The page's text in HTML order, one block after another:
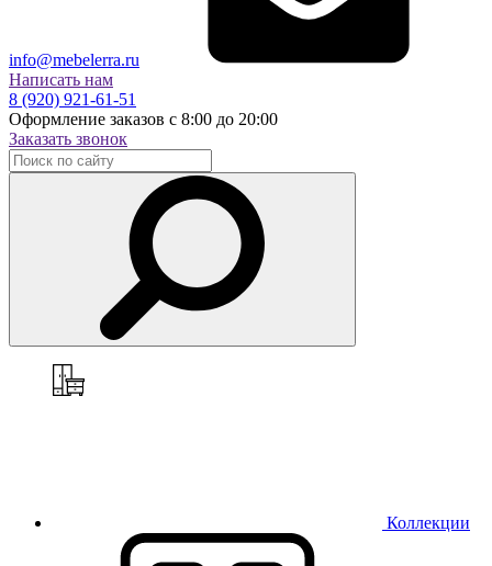
info@mebelerra.ru
Написать нам
8 (920) 921-61-51
Оформление заказов с 8:00 до 20:00
Заказать звонок
Коллекции